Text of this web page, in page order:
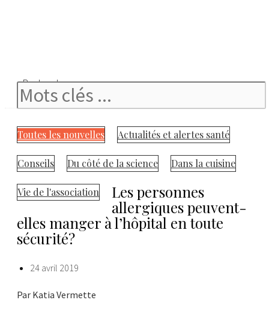
Rechercher
Toutes les nouvelles Actualités et alertes santé
Conseils Du côté de la science Dans la cuisine
Vie de l'association
Les personnes
allergiques peuvent-
elles manger à l’hôpital en toute
sécurité?
24 avril 2019
Par Katia Vermette